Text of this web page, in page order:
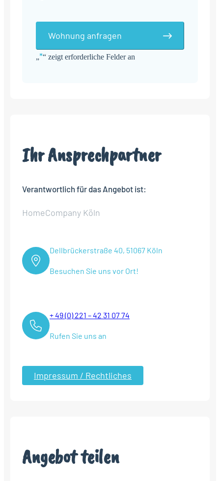
„*“ zeigt erforderliche Felder an
Wohnung anfragen
Ihr Ansprechpartner
Verantwortlich für das Angebot ist:
HomeCompany Köln
Dellbrückerstraße 40, 51067 Köln
Besuchen Sie uns vor Ort!
+ 49 (0) 221 – 42 31 07 74
Rufen Sie uns an
Impressum / Rechtliches
Angebot teilen